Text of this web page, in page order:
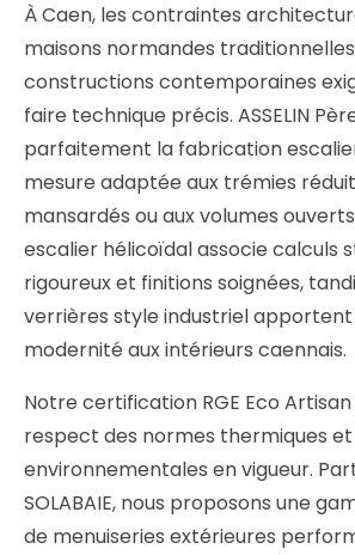
À Caen, les contraintes
maisons normandes
constructions contemporaines
faire technique précis. ASSELIN
parfaitement la fabrication
mesure adaptée aux trémies
mansardés ou aux volumes
escalier hélicoïdal associe calculs
rigoureux et finitions soignées,
verrières style industriel
modernité aux intérieurs caennais.
Notre certification RGE Eco
respect des normes thermiques et
environnementales en vigueur.
SOLABAIE, nous proposons une
de menuiseries extérieures